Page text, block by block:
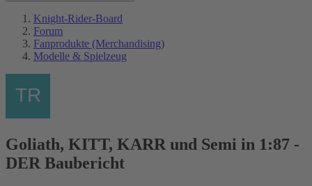
Knight-Rider-Board
Forum
Fanprodukte (Merchandising)
Modelle & Spielzeug
Goliath, KITT, KARR und Semi in 1:87 -
DER Baubericht